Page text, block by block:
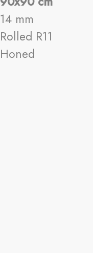
14 mm
Rolled R11
Honed